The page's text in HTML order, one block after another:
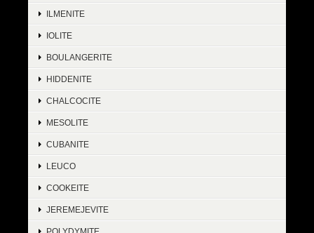
ILMENITE
IOLITE
BOULANGERITE
HIDDENITE
CHALCOCITE
MESOLITE
CUBANITE
LEUCO
COOKEITE
JEREMEJEVITE